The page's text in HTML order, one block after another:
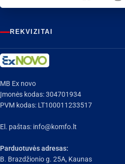
REKVIZITAI
MB Ex novo
Įmonės kodas: 304701934
PVM kodas: LT100011233517
El. paštas: info@komfo.lt
Parduotuvės adresas:
B. Brazdžionio g. 25A, Kaunas